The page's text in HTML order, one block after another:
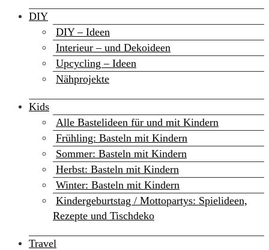
DIY
DIY – Ideen
Interieur – und Dekoideen
Upcycling – Ideen
Nähprojekte
Kids
Alle Bastelideen für und mit Kindern
Frühling: Basteln mit Kindern
Sommer: Basteln mit Kindern
Herbst: Basteln mit Kindern
Winter: Basteln mit Kindern
Kindergeburtstag / Mottopartys: Spielideen,
Rezepte und Tischdeko
Travel